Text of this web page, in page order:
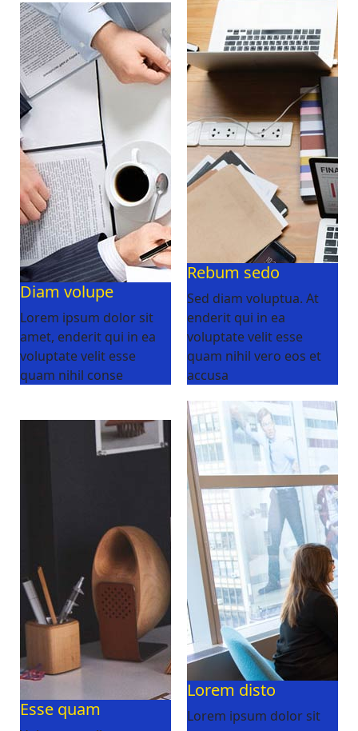
Diam volupe
Lorem ipsum dolor sit
amet, enderit qui in ea
voluptate velit esse
quam nihil conse
Rebum sedo
Sed diam voluptua. At
enderit qui in ea
voluptate velit esse
quam nihil vero eos et
accusa
Esse quam
Lorem disto
Lorem ipsum dolor sit